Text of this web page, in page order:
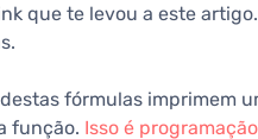
que te levou a este
fórmulas imprimem
função. Isso é programação